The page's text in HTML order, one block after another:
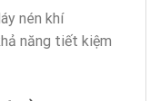
nén khí
năng tiết kiệm